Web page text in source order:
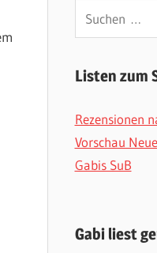
Suchen
nach:
Listen zum
Rezensionen
Vorschau
Gabis SuB
Gabi liest